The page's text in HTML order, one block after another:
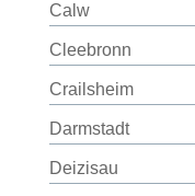
Calw
Cleebronn
Crailsheim
Darmstadt
Deizisau